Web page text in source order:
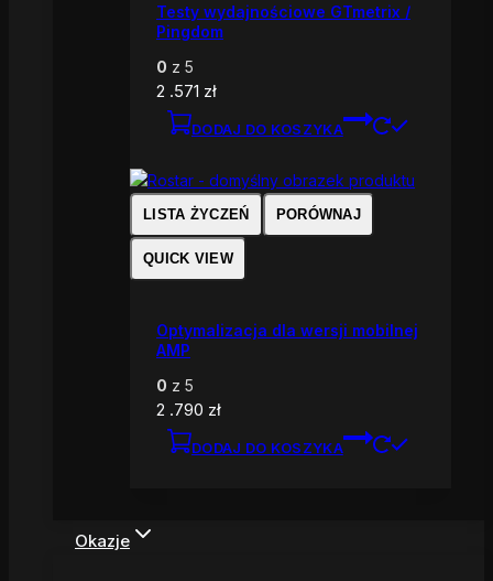
Testy wydajnościowe GTmetrix /
Pingdom
0 z 5
2 .571 zł
DODAJ DO KOSZYKA
LISTA ŻYCZEŃ PORÓWNAJ
QUICK VIEW
Optymalizacja dla wersji mobilnej
AMP
0 z 5
2 .790 zł
DODAJ DO KOSZYKA
Okazje